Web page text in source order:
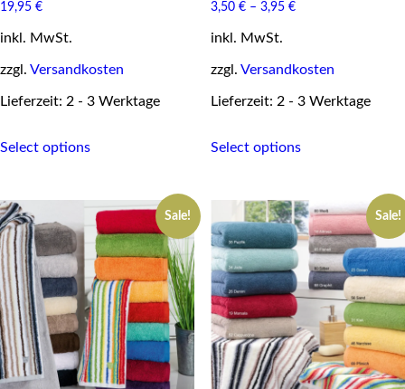
19,95 €
inkl. MwSt.
zzgl. Versandkosten
Lieferzeit: 2 - 3 Werktage
Select optionsproduct
variants.
The
options
may
be
chosen
on
the
product
page
3,50 €– 3,95 €
inkl. MwSt.
zzgl. Versandkosten
Lieferzeit: 2 - 3 Werktage
Select optionsproduct
variants.
The
options
may
be
chosen
on
the
product
page
Sale! Sale!